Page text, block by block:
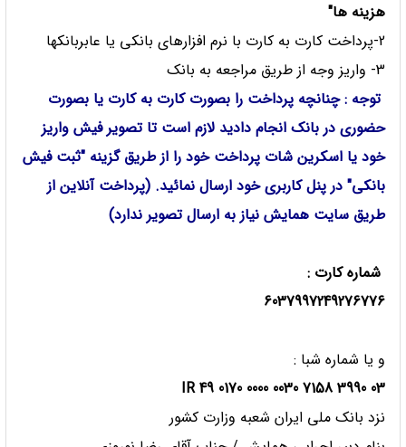
هزینه ها"
2-پرداخت كارت به كارت با نرم افزارهای بانکی یا عابربانکها
3- واریز وجه از طریق مراجعه به بانک
توجه : چنانچه پرداخت را بصورت کارت به کارت یا بصورت
حضوری در بانک انجام دادید لازم است تا تصویر فیش واریز
خود یا اسکرین شات پرداخت خود را از طریق گزینه "ثبت فیش
بانکی" در پنل کاربری خود ارسال نمائید. (پرداخت آنلاین از
طریق سایت همایش نیاز به ارسال تصویر ندارد)
شماره کارت :
6037997249276776
و یا شماره شبا :
IR 49 0170 0000 0030 7158 3990 03
نزد بانک ملی ایران شعبه وزارت کشور